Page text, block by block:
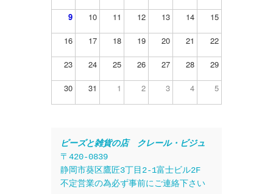
9 10 11 12 13 14 15
16 17 18 19 20 21 22
23 24 25 26 27 28 29
30 31 1 2 3 4 5
ビーズと雑貨の店　クレール・ビジュ
〒420-0839
静岡市葵区鷹匠3丁目2-1富士ビル2F
不定営業の為必ず事前にご連絡下さい